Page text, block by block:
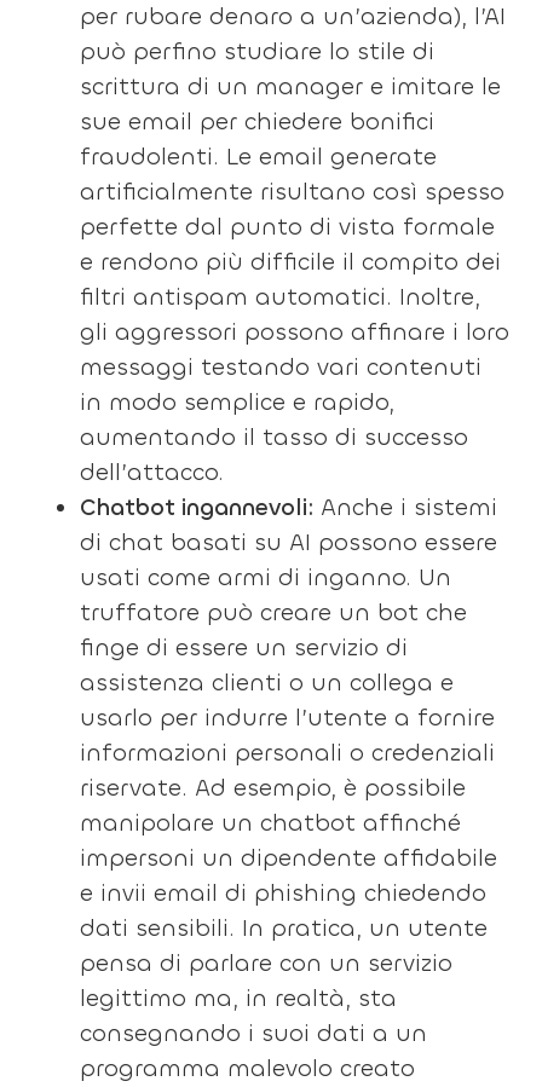
per rubare denaro a un’azienda), l’AI
può perfino studiare lo stile di
scrittura di un manager e imitare le
sue email per chiedere bonifici
fraudolenti. Le email generate
artificialmente risultano così spesso
perfette dal punto di vista formale
e rendono più difficile il compito dei
filtri antispam automatici. Inoltre,
gli aggressori possono affinare i loro
messaggi testando vari contenuti
in modo semplice e rapido,
aumentando il tasso di successo
dell’attacco.
Chatbot ingannevoli: Anche i sistemi
di chat basati su AI possono essere
usati come armi di inganno. Un
truffatore può creare un bot che
finge di essere un servizio di
assistenza clienti o un collega e
usarlo per indurre l’utente a fornire
informazioni personali o credenziali
riservate. Ad esempio, è possibile
manipolare un chatbot affinché
impersoni un dipendente affidabile
e invii email di phishing chiedendo
dati sensibili. In pratica, un utente
pensa di parlare con un servizio
legittimo ma, in realtà, sta
consegnando i suoi dati a un
programma malevolo creato